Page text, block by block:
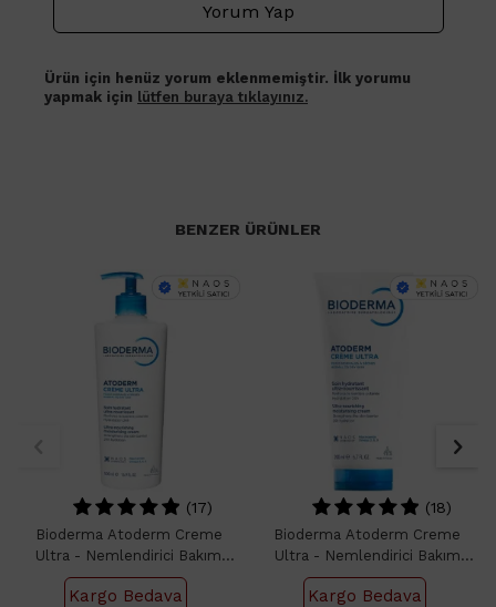
Yorum Yap
Ürün için henüz yorum eklenmemiştir. İlk yorumu
yapmak için lütfen buraya tıklayınız.
BENZER ÜRÜNLER
(17)
Bioderma Atoderm Creme
Ultra - Nemlendirici Bakım
Kremi 500ml
Kargo Bedava
(18)
Bioderma Atoderm Creme
Ultra - Nemlendirici Bakım
Kremi 200ml
Kargo Bedava